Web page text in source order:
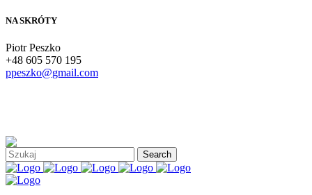
NA SKRÓTY
Piotr Peszko
+48 605 570 195
ppeszko@gmail.com